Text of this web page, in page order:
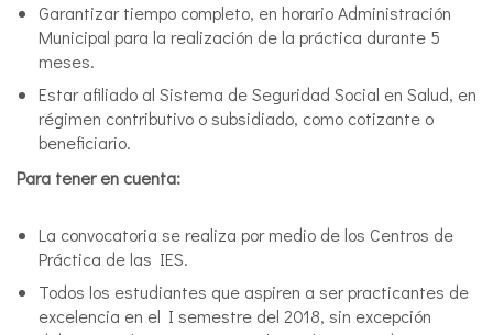
Garantizar tiempo completo, en horario Administración
Municipal para la realización de la práctica durante 5
meses.
Estar afiliado al Sistema de Seguridad Social en Salud, en
régimen contributivo o subsidiado, como cotizante o
beneficiario.
Para tener en cuenta:
La convocatoria se realiza por medio de los Centros de
Práctica de las IES.
Todos los estudiantes que aspiren a ser practicantes de
excelencia en el I semestre del 2018, sin excepción